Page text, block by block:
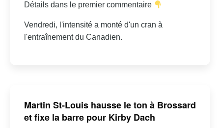
Détails dans le premier commentaire
Vendredi, l'intensité a monté d'un cran à
l'entraînement du Canadien.
Martin St-Louis hausse le ton à Brossard
et fixe la barre pour Kirby Dach